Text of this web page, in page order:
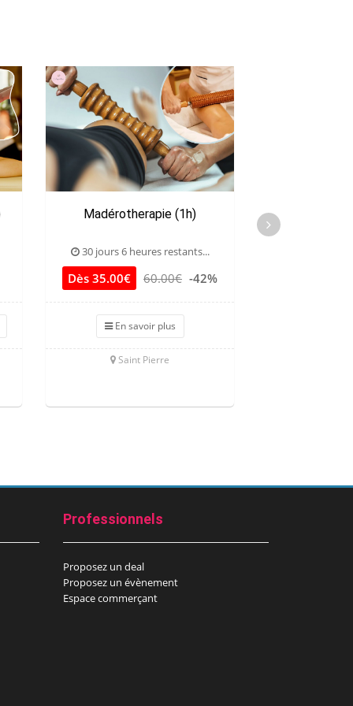
Madérotherapie (1h)
30 jours 6 heures restants...
Dès 35.00€ 60.00€ -42%
En savoir plus
Saint Pierre
Drainage
Professionnels
Proposez un deal
Proposez un évènement
Espace commerçant